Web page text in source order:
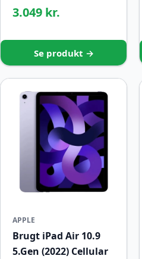
3.049 kr.
Se produkt →
APPLE
Brugt iPad Air 10.9
5.Gen (2022) Cellular